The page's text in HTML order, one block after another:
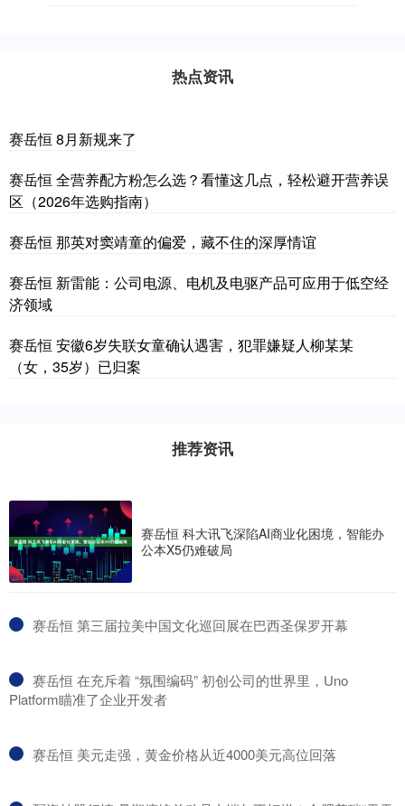
热点资讯
赛岳恒 8月新规来了
赛岳恒 全营养配方粉怎么选？看懂这几点，轻松避开营养误
区（2026年选购指南）
赛岳恒 那英对窦靖童的偏爱，藏不住的深厚情谊
赛岳恒 新雷能：公司电源、电机及电驱产品可应用于低空经
济领域
赛岳恒 安徽6岁失联女童确认遇害，犯罪嫌疑人柳某某
（女，35岁）已归案
推荐资讯
赛岳恒 科大讯飞深陷AI商业化困境，智能办
公本X5仍难破局
​赛岳恒 第三届拉美中国文化巡回展在巴西圣保罗开幕
​赛岳恒 在充斥着 “氛围编码” 初创公司的世界里，Uno
Platform瞄准了企业开发者
​赛岳恒 美元走强，黄金价格从近4000美元高位回落